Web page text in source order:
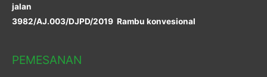
jalan
3982/AJ.003/DJPD/2019 Rambu konvesional
PEMESANAN